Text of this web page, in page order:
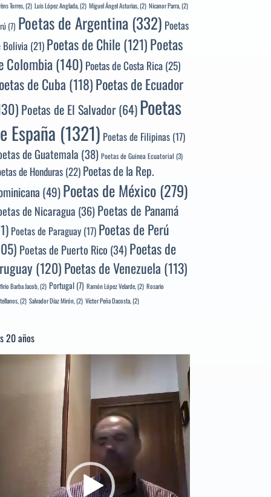
Torres,(2) Luis López Anglada,(2) Miguel Ángel Asturias,(2) Nicanor Parra,(2)
(7) Poetas de Argentina(332) Poetas
Bolivia(21) Poetas de Chile(121)Poetas
Colombia(140) Poetas de Costa Rica(25)
de Cuba (118)Poetas de Ecuador
Poetas de El Salvador(64)Poetas
España (1321) Poetas de Filipinas (17)
de Guatemala (38) Poetas de Guinea Ecuatorial (3)
de Honduras(22) Poetas de la Rep.
(49)Poetas de México(279)
de Nicaragua (36) Poetas de Panamá
Poetas de Paraguay (17) Poetas de Perú
Poetas de Puerto Rico (34) Poetas de
(120)Poetas de Venezuela (113)
Barba Jacob,(2) Portugal (7) Ramón López Velarde,(2) Rosario
(2) Salvador Díaz Mirón,(2) Víctor Peña Dacosta,(2)
20 años